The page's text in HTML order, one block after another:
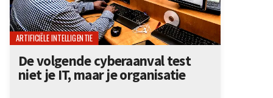
ARTIFICIËLE INTELLIGENTIE
De volgende cyberaanval test
niet je IT, maar je organisatie